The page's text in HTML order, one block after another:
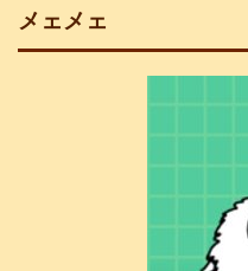
メェメェ